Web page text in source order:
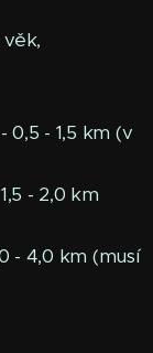
0,5 - 1,5 km (v
- 2,0 km
- 4,0 km (musí